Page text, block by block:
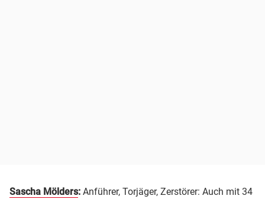
Sascha Mölders: Anführer, Torjäger, Zerstörer: Auch mit 34